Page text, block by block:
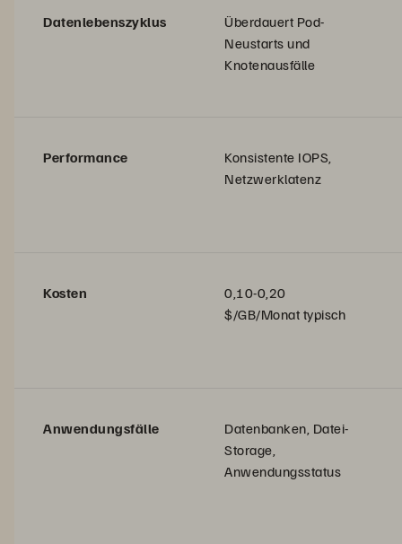
Datenlebenszyklus
Überdauert Pod-
Neustarts und
Knotenausfälle
Performance
Konsistente IOPS,
Netzwerklatenz
Kosten
0,10-0,20
$/GB/Monat typisch
Anwendungsfälle
Datenbanken, Datei-
Storage,
Anwendungsstatus